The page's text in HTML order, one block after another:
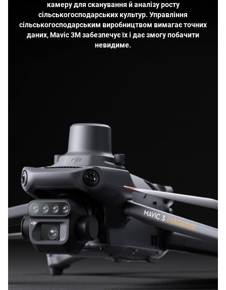
камеру для сканування й аналізу росту
сільськогосподарських культур. Управління
сільськогосподарським виробництвом вимагає точних
даних, Mavic 3M забезпечує їх і дає змогу побачити
невидиме.